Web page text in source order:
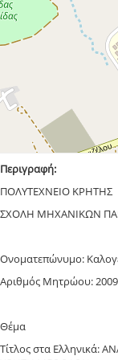
Περιγραφή:
ΠΟΛΥΤΕΧΝΕΙΟ ΚΡΗΤΗΣ
ΣΧΟΛΗ ΜΗΧΑΝΙΚΩΝ
Ονοματεπώνυμο:
Αριθμός Μητρώου:
Θέμα
Τίτλος στα Ελληνικά: